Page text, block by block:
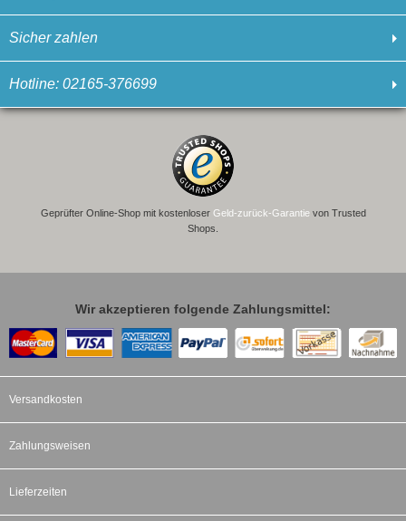
Sicher zahlen
Hotline: 02165-376699
Geprüfter Online-Shop mit kostenloser Geld-zurück-Garantievon Trusted
Shops.
Wir akzeptieren folgende Zahlungsmittel:
Versandkosten
Zahlungsweisen
Lieferzeiten